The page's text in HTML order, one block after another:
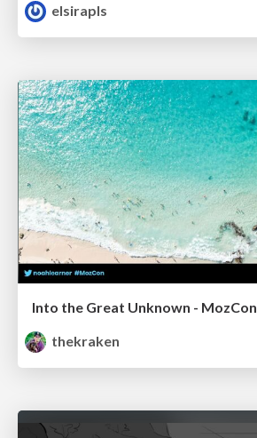
elsirapls
Into the Great Unknown - MozCon
thekraken